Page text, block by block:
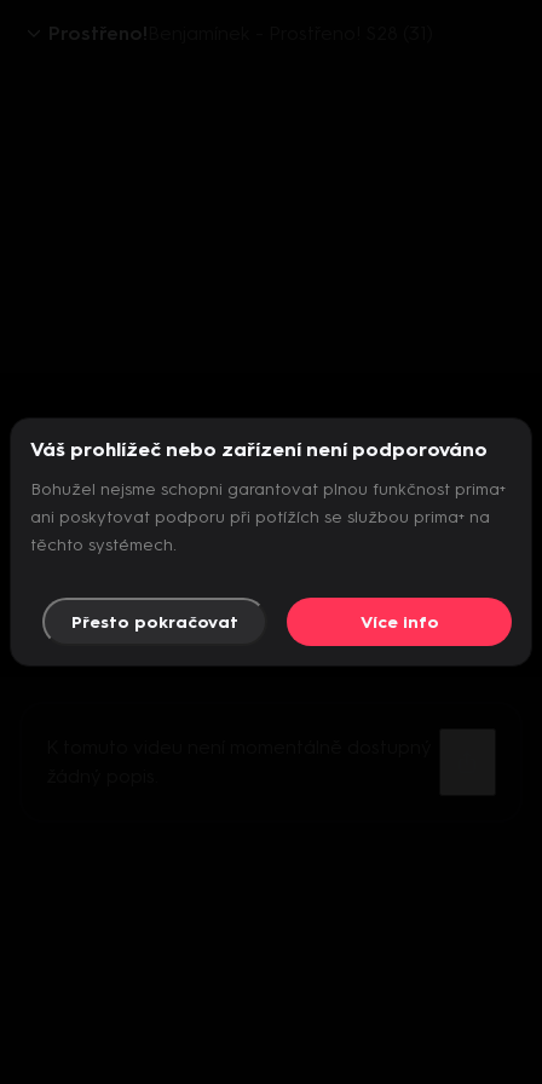
Prostřeno!
Nepodařilo se inicializovat přehrávač
Váš prohlížeč nebo zařízení není podporováno
Bohužel nejsme schopni garantovat plnou funkčnost prima+
ani poskytovat podporu při potížích se službou prima+ na
těchto systémech.
Přesto pokračovat Více info